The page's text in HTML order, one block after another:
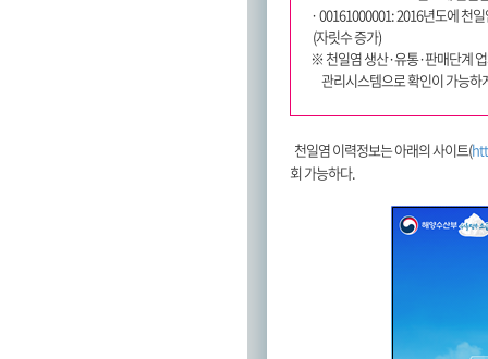
· 00161000001: 2016년도에 천
(자릿수 증가)
※ 천일염 생산·유통·판매단계 업
관리시스템으로 확인이 가능하
천일염 이력정보는 아래의 사이트(
회 가능하다.